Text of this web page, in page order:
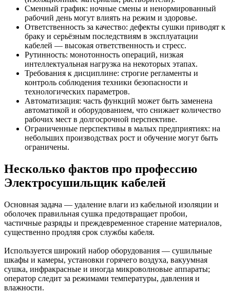
Сменный график: ночные смены и ненормированный
рабочий день могут влиять на режим и здоровье.
Ответственность за качество: дефекты сушки приводят к
браку и серьёзным последствиям в эксплуатации
кабелей — высокая ответственность и стресс.
Рутинность: монотонность операций, низкая
интеллектуальная нагрузка на некоторых этапах.
Требования к дисциплине: строгие регламенты и
контроль соблюдения техники безопасности и
технологических параметров.
Автоматизация: часть функций может быть заменена
автоматикой и оборудованием, что снижает количество
рабочих мест в долгосрочной перспективе.
Ограниченные перспективы в малых предприятиях: на
небольших производствах рост и обучение могут быть
ограничены.
Несколько фактов про профессию
Электросушильщик кабелей
Основная задача — удаление влаги из кабельной изоляции и
оболочек правильная сушка предотвращает пробои,
частичные разряды и преждевременное старение материалов,
существенно продляя срок службы кабеля.
Используется широкий набор оборудования — сушильные
шкафы и камеры, установки горячего воздуха, вакуумная
сушка, инфракрасные и иногда микроволновые аппараты;
оператор следит за режимами температуры, давления и
влажности.